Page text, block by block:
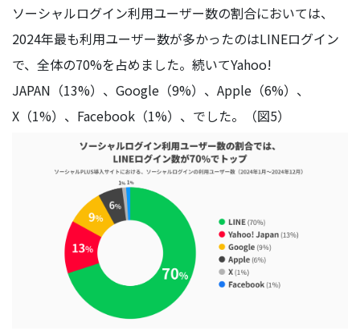
ソーシャルログイン利用ユーザー数の割合においては、
2024年最も利用ユーザー数が多かったのはLINEログイン
で、全体の70%を占めました。続いてYahoo!
JAPAN（13%）、Google（9%）、Apple（6%）、
X（1%）、Facebook（1%）、でした。（図5）